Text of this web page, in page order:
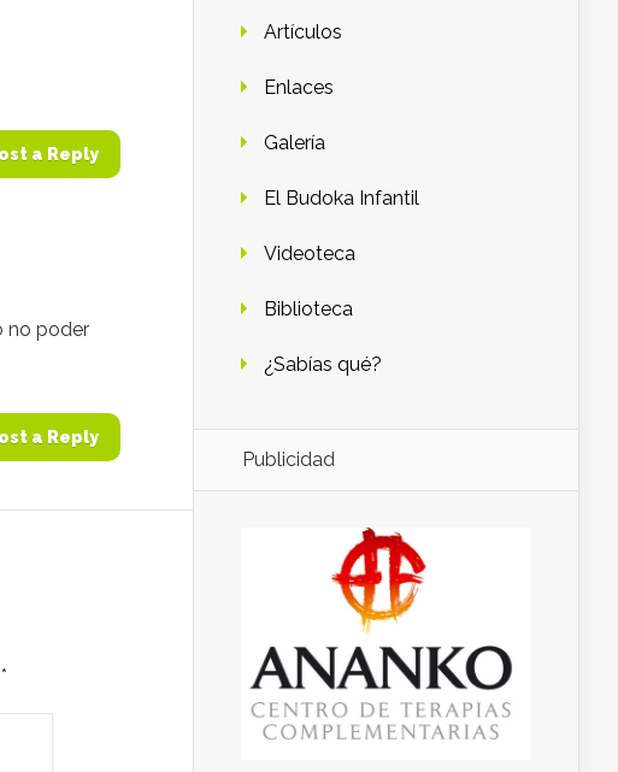
a Reply
no poder
a Reply
*
Artículos
Enlaces
Galería
El Budoka Infantil
Videoteca
Biblioteca
¿Sabías qué?
Publicidad